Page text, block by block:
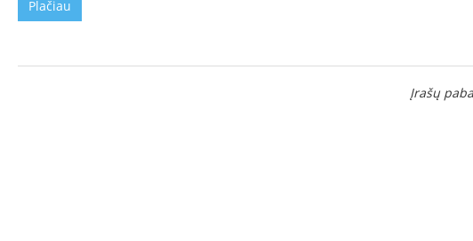
Karšto
oro
Lankstūs
Plačiau
Įrašų